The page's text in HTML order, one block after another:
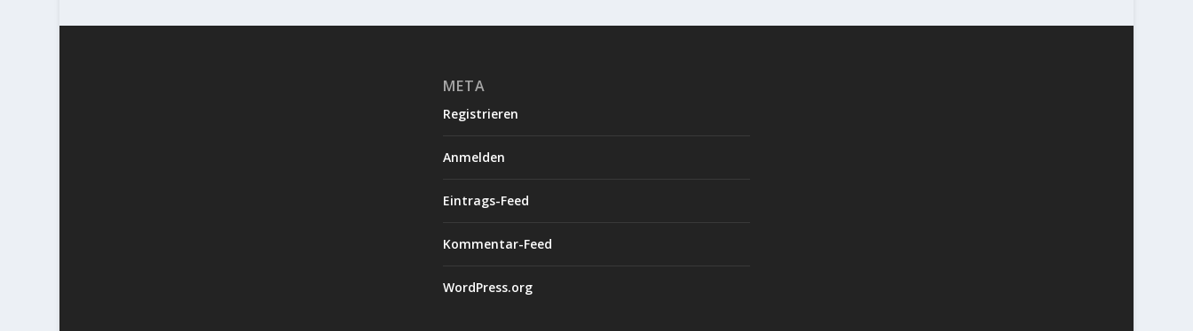
META
Registrieren
Anmelden
Eintrags-Feed
Kommentar-Feed
WordPress.org